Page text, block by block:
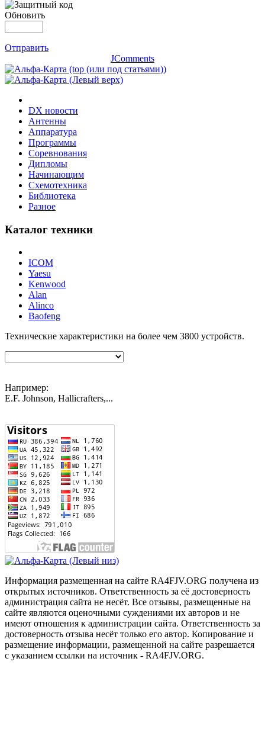
Обновить
Отправить
JComments
DX новости
Антенны
Аппаратура
Программы
Соревнования
Дипломы
Начинающим
Схемотехника
Библиотека
Разное
Каталог техники
ICOM
Yaesu
Kenwood
Alan
Alinco
Baofeng
Технические характеристики на более чем 3800 устройств.
Например:
E.F. Johnson, Hallicrafters,...
Информация размещенная на сайте RA4FJV.ORG получена из
открытых источников. Ответственность за её достоверность
администрация сайта не несёт. Все отзывы, размещенные на
сайте являются оценочными суждениями их авторов и не
имеют отношения к администрации сайта. Ответственность за
достоверность отзыва несёт только его автор. Копирование и
размещение информации, размещенной на сайте разрешается
с указанием ссылки на источник - RA4FJV.ORG.